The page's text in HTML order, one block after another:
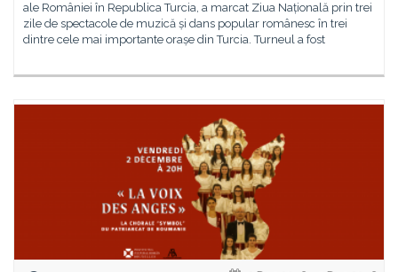
ale României în Republica Turcia, a marcat Ziua Națională prin trei
zile de spectacole de muzică și dans popular românesc în trei
dintre cele mai importante orașe din Turcia. Turneul a fost